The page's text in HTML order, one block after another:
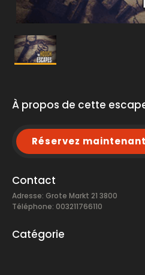
À propos de cette
Réservez
Contact
Adresse: Grote Markt 21 3800
Téléphone: 003211766110
Catégorie